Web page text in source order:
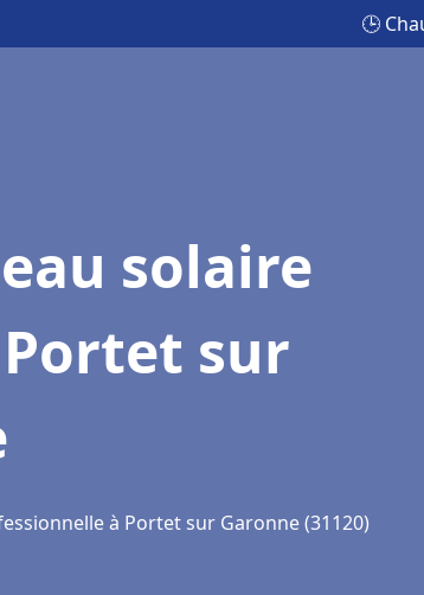
🕒
solaire
sur
à Portet sur Garonne (31120)